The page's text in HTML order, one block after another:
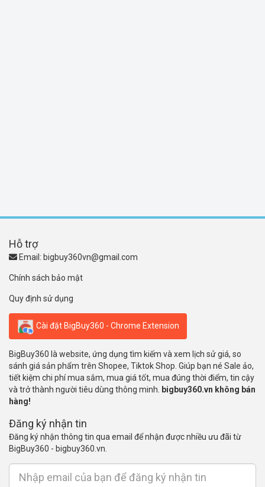
Hỗ trợ
Email: bigbuy360vn@gmail.com
Chính sách bảo mật
Quy định sử dụng
Cài đặt BigBuy360 - Chrome Extension
BigBuy360 là website, ứng dụng tìm kiếm và xem lịch sử giá, so
sánh giá sản phẩm trên Shopee, Tiktok Shop. Giúp bạn né Sale ảo,
tiết kiệm chi phí mua sắm, mua giá tốt, mua đúng thời điểm, tin cậy
và trở thành người tiêu dùng thông minh.
bigbuy360.vn không bán
hàng!
Đăng ký nhận tin
Đăng ký nhận thông tin qua email để nhận được nhiều ưu đãi từ
BigBuy360 - bigbuy360.vn.